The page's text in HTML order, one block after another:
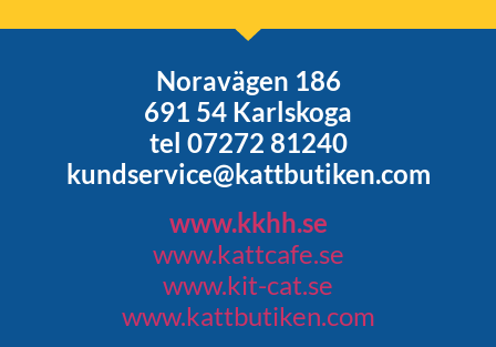
Noravägen 186
691 54 Karlskoga
tel 07272 81240
kundservice@kattbutiken.com
www.kkhh.se
www.kattcafe.se
www.kit-cat.se
www.kattbutiken.com